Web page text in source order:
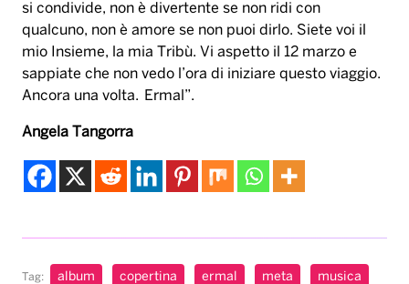
si condivide, non è divertente se non ridi con
qualcuno, non è amore se non puoi dirlo. Siete voi il
mio Insieme, la mia Tribù. Vi aspetto il 12 marzo e
sappiate che non vedo l’ora di iniziare questo viaggio.
Ancora una volta. Ermal”.
Angela Tangorra
Tag: album copertina ermal meta musica